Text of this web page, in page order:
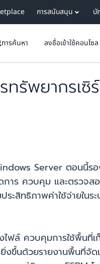
การสนับสนุน บั
การค้นหา ลงชื่อเข้าใช้คอนโซล
รัพยากรเซิ
Server ตอนนี้ร
การ ควบคุม และตรวจส
สิทธิภาพค่าใช้จ่ายในร
ฟล์ ควบคุมการใช้พื้นที่เ
งขึ้นด้วยรายงานพื้นที่จัด